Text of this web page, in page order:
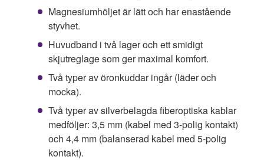
Magnesiumhöljet är lätt och har enastående
styvhet.
Huvudband i två lager och ett smidigt
skjutreglage som ger maximal komfort.
Två typer av öronkuddar ingår (läder och
mocka).
Två typer av silverbelagda fiberoptiska kablar
medföljer: 3,5 mm (kabel med 3-polig kontakt)
och 4,4 mm (balanserad kabel med 5-polig
kontakt).